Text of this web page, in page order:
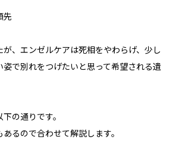
先
、エンゼルケアは死相をやわらげ、少し
姿で別れをつげたいと思って希望される遺
の通りです。
るので合わせて解説します。